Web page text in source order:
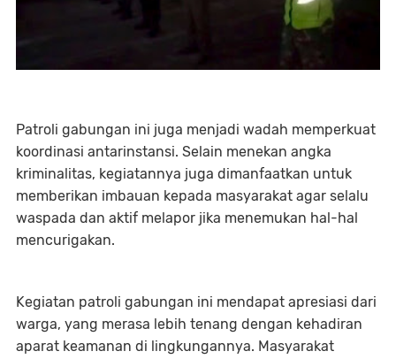
Patroli gabungan ini juga menjadi wadah memperkuat
koordinasi antarinstansi. Selain menekan angka
kriminalitas, kegiatannya juga dimanfaatkan untuk
memberikan imbauan kepada masyarakat agar selalu
waspada dan aktif melapor jika menemukan hal-hal
mencurigakan.
Kegiatan patroli gabungan ini mendapat apresiasi dari
warga, yang merasa lebih tenang dengan kehadiran
aparat keamanan di lingkungannya. Masyarakat